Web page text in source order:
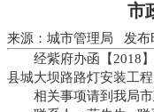
市
来源：城市管理局 发布
经紫府办函【2018
县城大坝路路灯安装工程
相关事项请到我局市